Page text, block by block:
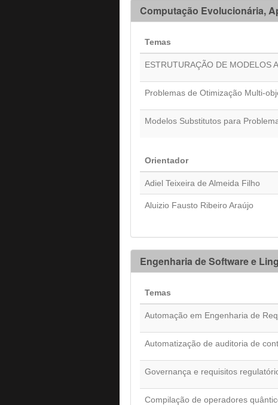
Computação Evolucionária,
Temas
ESTRUTURAÇÃO DE MODELOS
Problemas de Otimização Multi-
Modelos Substitutos para
Orientador
Adiel Teixeira de Almeida Filho
Aluizio Fausto Ribeiro Araújo
Engenharia de Software e
Temas
Automação em Engenharia de
Automatização de auditoria de
Governança e requisitos
Compilação de operadores